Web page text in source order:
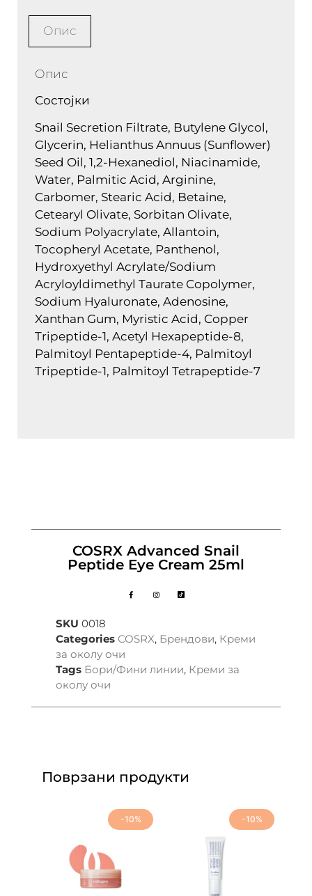
Опис
Опис
Состојки
Snail Secretion Filtrate, Butylene Glycol,
Glycerin, Helianthus Annuus (Sunflower)
Seed Oil, 1,2-Hexanediol, Niacinamide,
Water, Palmitic Acid, Arginine,
Carbomer, Stearic Acid, Betaine,
Cetearyl Olivate, Sorbitan Olivate,
Sodium Polyacrylate, Allantoin,
Tocopheryl Acetate, Panthenol,
Hydroxyethyl Acrylate/Sodium
Acryloyldimethyl Taurate Copolymer,
Sodium Hyaluronate, Adenosine,
Xanthan Gum, Myristic Acid, Copper
Tripeptide-1, Acetyl Hexapeptide-8,
Palmitoyl Pentapeptide-4, Palmitoyl
Tripeptide-1, Palmitoyl Tetrapeptide-7
COSRX Advanced Snail
Peptide Eye Cream 25ml
SKU 0018
Categories COSRX, Брендови, Креми
за околу очи
Tags Бори/Фини линии, Креми за
околу очи
Поврзани продукти
-10% -10%